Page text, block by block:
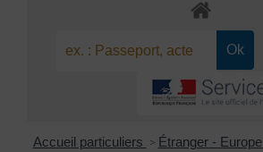
Accueil particuliers > Étranger - Europe